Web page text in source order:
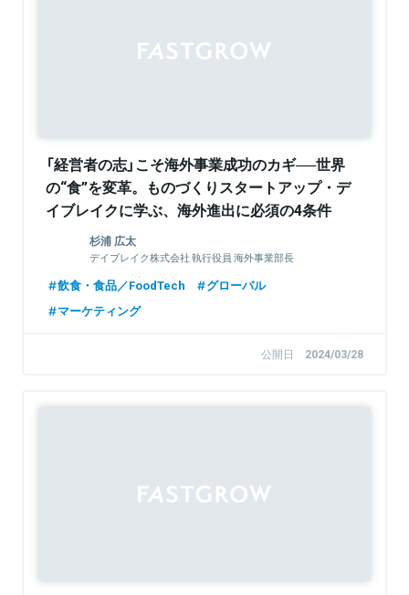
「経営者の志」こそ海外事業成功のカギ──世界
の“食”を変革。ものづくりスタートアップ・デ
イブレイクに学ぶ、海外進出に必須の4条件
杉浦 広太
デイブレイク株式会社 執行役員 海外事業部長
飲食・食品／FoodTech
グローバル
マーケティング
公開日 2024/03/28